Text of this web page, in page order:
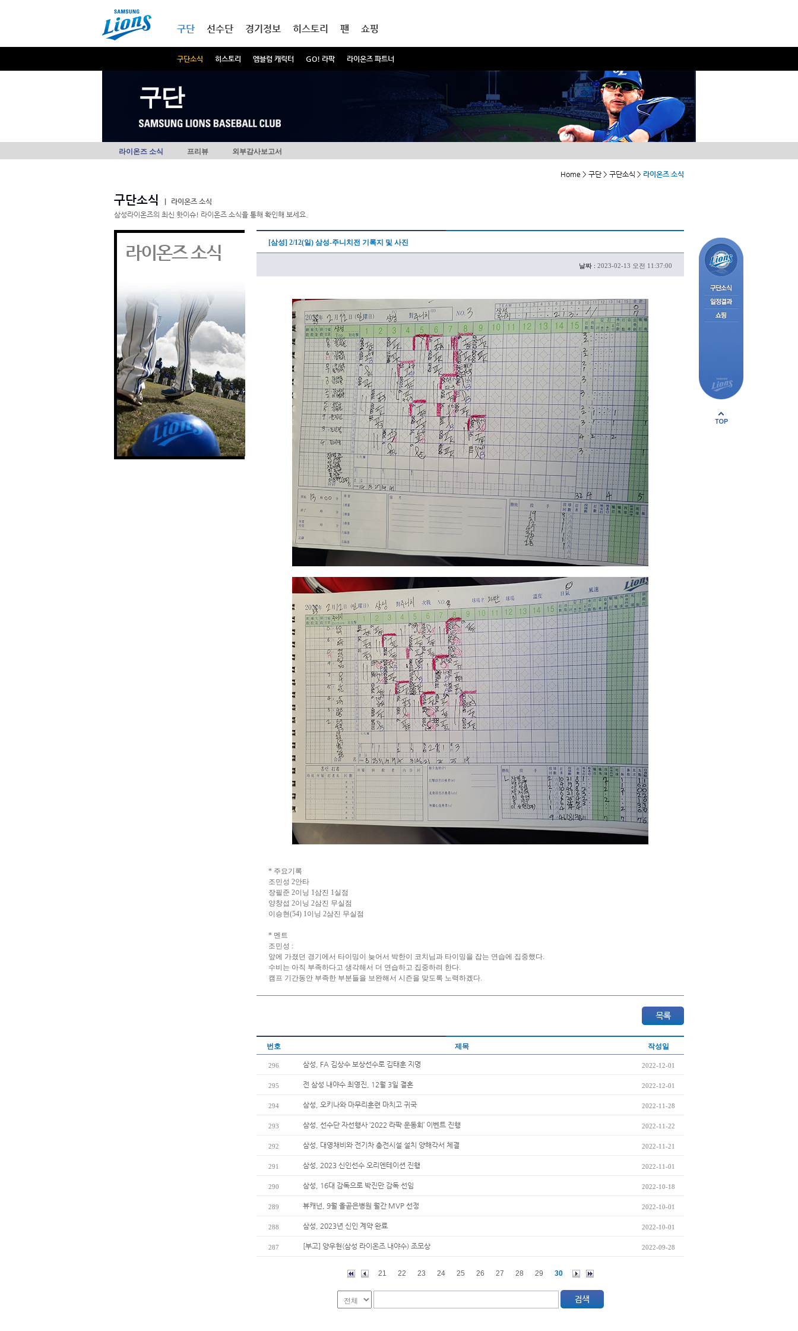
구단
구단소식 히스토리 엠블럼 캐릭터 GO! 라팍 라이온즈 파트너
선수단 경기정보 히스토리 팬 쇼핑
구단
라이온즈 소식 프리뷰 외부감사보고서
Home > 구단 > 구단소식 > 라이온즈 소식
구단소식
라이온즈 소식
삼성라이온즈의 최신 핫이슈! 라이온즈 소식을 통해 확인해 보세요.
라이온즈 소식 [삼성] 2/12(일) 삼성-주니치전 기록지 및 사진
날짜 : 2023-02-13 오전 11:37:00
* 주요기록
조민성 2안타
장필준 2이닝 1삼진 1실점
양창섭 2이닝 2삼진 무실점
이승현(54) 1이닝 2삼진 무실점
* 멘트
조민성 :
앞에 가졌던 경기에서 타이밍이 늦어서 박한이 코치님과 타이밍을 잡는 연습에 집중했다.
수비는 아직 부족하다고 생각해서 더 연습하고 집중하려 한다.
캠프 기간동안 부족한 부분들을 보완해서 시즌을 맞도록 노력하겠다.
번호 제목 작성일
296 삼성, FA 김상수 보상선수로 김태훈 지명 2022-12-01
295 전 삼성 내야수 최영진, 12월 3일 결혼 2022-12-01
294 삼성, 오키나와 마무리훈련 마치고 귀국 2022-11-28
293 삼성, 선수단 자선행사 ‘2022 라팍 운동회’ 이벤트 진행 2022-11-22
292 삼성, 대영채비와 전기차 충전시설 설치 양해각서 체결 2022-11-21
291 삼성, 2023 신인선수 오리엔테이션 진행 2022-11-01
290 삼성, 16대 감독으로 박진만 감독 선임 2022-10-18
289 뷰캐넌, 9월 올곧은병원 월간 MVP 선정 2022-10-01
288 삼성, 2023년 신인 계약 완료 2022-10-01
287 [부고] 양우현(삼성 라이온즈 내야수) 조모상 2022-09-28
21 22 23 24 25 26 27 28 29 30